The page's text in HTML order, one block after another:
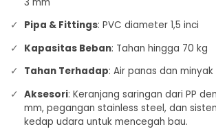
Pipa & Fittings: PVC diameter 1,5 inci
Kapasitas Beban: Tahan hingga 70 kg
Tahan Terhadap: Air panas dan minyak
Aksesori: Keranjang saringan dari PP
mm, pegangan stainless steel, dan
kedap udara untuk mencegah bau.